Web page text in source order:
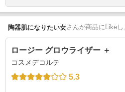
陶器肌になりたい女さんが商品にLikeし
ロージー グロウライザー ＋
コスメデコルテ
5.3